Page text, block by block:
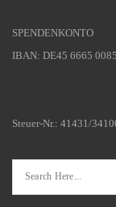
SPENDENKONTO
IBAN: DE45 6665
Steuer-Nr.: 41431/